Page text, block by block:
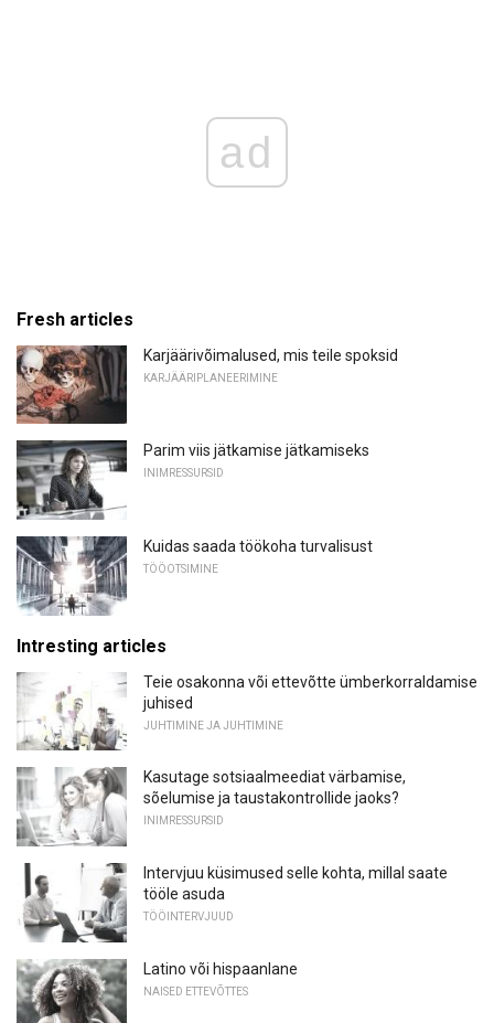
ad
Fresh articles
Karjäärivõimalused, mis teile spoksid
KARJÄÄRIPLANEERIMINE
Parim viis jätkamise jätkamiseks
INIMRESSURSID
Kuidas saada töökoha turvalisust
TÖÖOTSIMINE
Intresting articles
Teie osakonna või ettevõtte ümberkorraldamise
juhised
JUHTIMINE JA JUHTIMINE
Kasutage sotsiaalmeediat värbamise,
sõelumise ja taustakontrollide jaoks?
INIMRESSURSID
Intervjuu küsimused selle kohta, millal saate
tööle asuda
TÖÖINTERVJUUD
Latino või hispaanlane
NAISED ETTEVÕTTES